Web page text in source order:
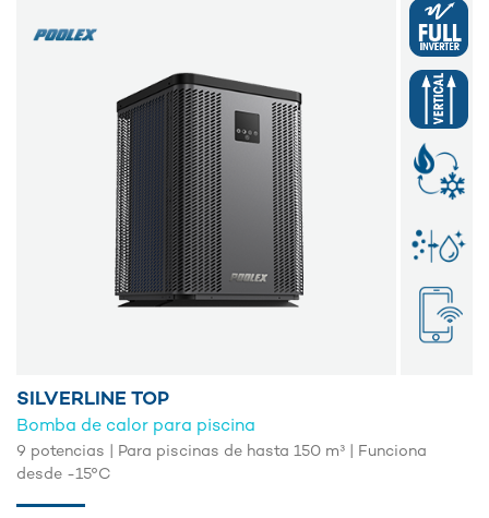
SILVERLINE TOP
Bomba de calor para piscina
9 potencias | Para piscinas de hasta 150 m³ | Funciona
desde -15°C